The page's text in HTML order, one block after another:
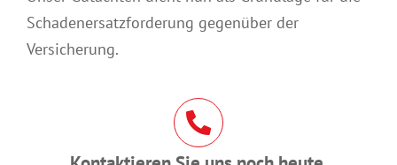
Schadenersatzforderung gegenüber der
Versicherung.